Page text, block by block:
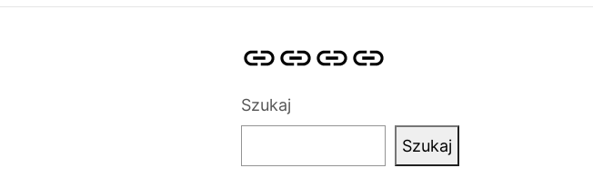
StronaPozycjonowanie
SKLEPBLOG
Szukaj
Szukaj